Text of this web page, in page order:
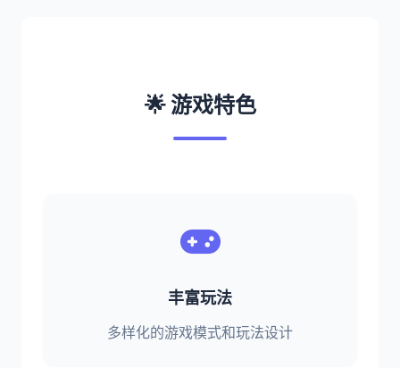
🌟 游戏特色
丰富玩法
多样化的游戏模式和玩法设计